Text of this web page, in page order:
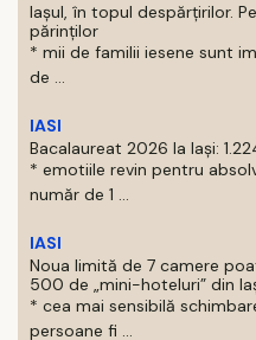
Iașul, în topul despărțirilor.
părinților
* mii de familii iesene sunt
de ...
IASI
Bacalaureat 2026 la Iași:
* emotiile revin pentru
număr de 1 ...
IASI
Noua limită de 7 camere
500 de „mini-hoteluri” din
* cea mai sensibilă
persoane fi ...